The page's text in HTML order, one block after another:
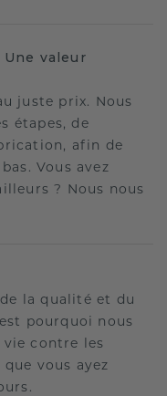
valeur
juste prix. Nous
étapes, de
afin de
Vous avez
? Nous nous
la qualité et du
pourquoi nous
contre les
vous ayez